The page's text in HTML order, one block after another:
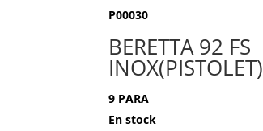
P00030
BERETTA 92 FS
INOX(PISTOLET)
9 PARA
En stock